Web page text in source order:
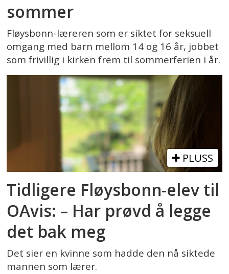
sommer
Fløysbonn-læreren som er siktet for seksuell
omgang med barn mellom 14 og 16 år, jobbet
som frivillig i kirken frem til sommerferien i år.
PLUSS
Tidligere Fløysbonn-elev til
OAvis: – Har prøvd å legge
det bak meg
Det sier en kvinne som hadde den nå siktede
mannen som lærer.